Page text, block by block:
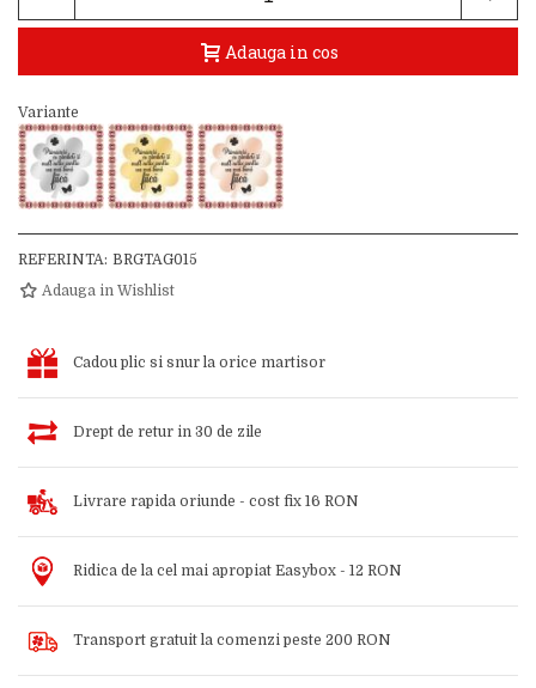
Adauga in cos
Variante
REFERINTA: BRGTAG015
Adauga in Wishlist
Cadou plic si snur la orice martisor
Drept de retur in 30 de zile
Livrare rapida oriunde - cost fix 16 RON
Ridica de la cel mai apropiat Easybox - 12 RON
Transport gratuit la comenzi peste 200 RON